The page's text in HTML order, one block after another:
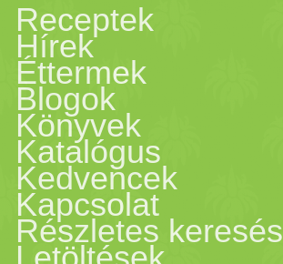
Receptek
Hírek
Éttermek
Blogok
Könyvek
Katalógus
Kedvencek
Kapcsolat
Részletes keresés